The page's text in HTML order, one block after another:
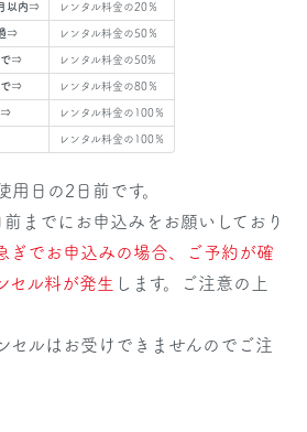
以内⇒ レンタル料金の20％
⇒ レンタル料金の50％
で⇒ レンタル料金の50%
で⇒ レンタル料金の80％
⇒ レンタル料金の100％
レンタル料金の100％
日の2日前です。
までにお申込みをお願いしており
ぎでお申込みの場合、ご予約が確
セル料が発生 します。ご注意の上
セルはお受けできませんのでご注